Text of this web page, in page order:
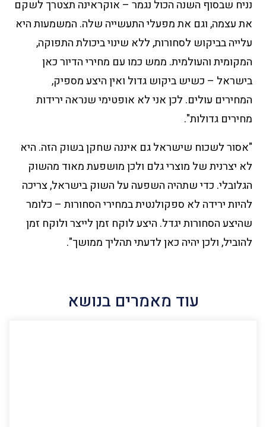
נניח שבסוף השנה הכול נגמר – אוקראינה תצטרך לשקם
את עצמה, וגם את מפעלי התעשייה שלה. המשמעות היא
עלייה בביקוש לסחורות, ללא שינוי ביכולת התפוקה,
המקומית והעולמית. ממש כמו עם מחירי הדיור כאן
בישראל – כשיש ביקוש גדול ואין היצע מספיק,
המחירים עולים. לכן אני לא אופטימי שנראה ירידות
מחירים גדולות".
"אסור לשכוח שישראל גם איננה שחקן בשוק הזה. היא
לא יצרנית של מוצרי גלם ולכן מושפעת מאוד מהשוק
הגלובלי. כדי שתהיה השפעה על השוק בישראל, צריכה
להיות ירידה לא ספקולנטית במחירי הסחורות – כלומר
שהיצע הסחורות יגדל. היצע לוקח זמן לייצר ולוקח זמן
להוביל, ולכן יהיה כאן לדעתי תהליך ממושך".
עוד מאמרים בנושא